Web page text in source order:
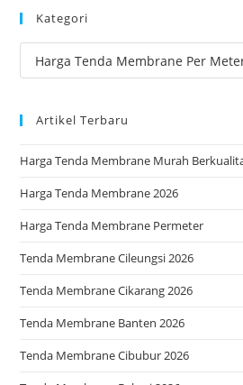
Kategori
Kategori
Artikel Terbaru
Harga Tenda Membrane Murah
Harga Tenda Membrane 2026
Harga Tenda Membrane Permeter
Tenda Membrane Cileungsi 2026
Tenda Membrane Cikarang 2026
Tenda Membrane Banten 2026
Tenda Membrane Cibubur 2026